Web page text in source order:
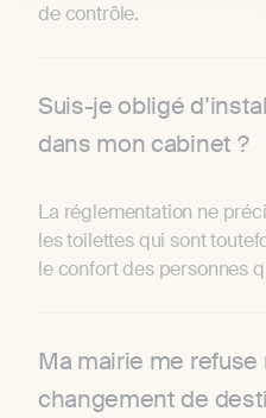
de contrôle.
Suis-je obligé
dans mon cabinet ?
La réglementation ne
les toilettes qui sont
le confort des personnes
Ma mairie me refuse
changement de